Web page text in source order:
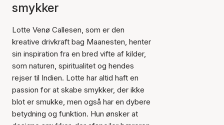
smykker
Lotte Venø Callesen, som er den
kreative drivkraft bag Maanesten, henter
sin inspiration fra en bred vifte af kilder,
som naturen, spiritualitet og hendes
rejser til Indien. Lotte har altid haft en
passion for at skabe smykker, der ikke
blot er smukke, men også har en dybere
betydning og funktion. Hun ønsker at